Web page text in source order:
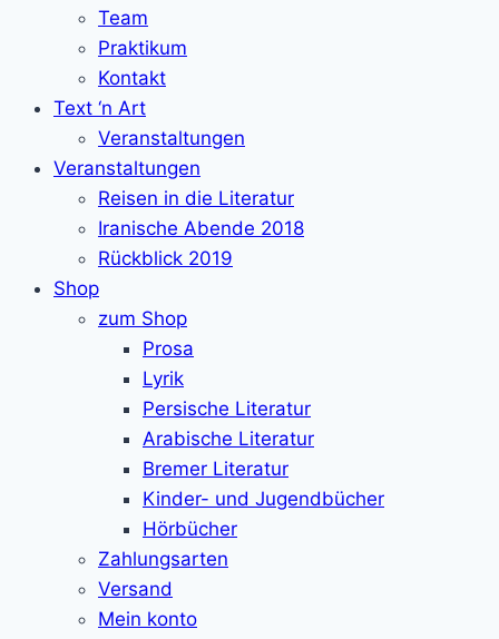
Team
Praktikum
Kontakt
Text ‘n Art
Veranstaltungen
Veranstaltungen
Reisen in die Literatur
Iranische Abende 2018
Rückblick 2019
Shop
zum Shop
Prosa
Lyrik
Persische Literatur
Arabische Literatur
Bremer Literatur
Kinder- und Jugendbücher
Hörbücher
Zahlungsarten
Versand
Mein konto